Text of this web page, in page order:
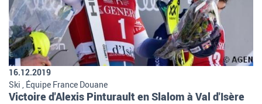
16.12.2019
Ski , Équipe France Douane
Victoire d'Alexis Pinturault en Slalom à Val d'Isère